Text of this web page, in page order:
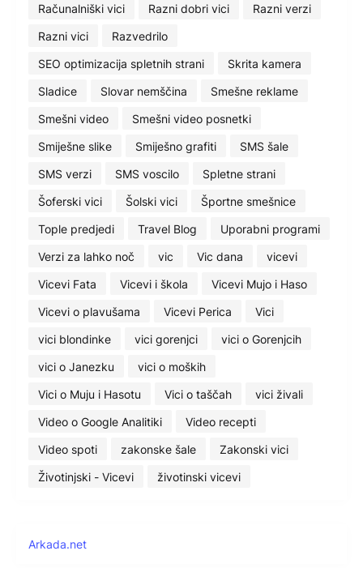
Računalniški vici
Razni dobri vici
Razni verzi
Razni vici
Razvedrilo
SEO optimizacija spletnih strani
Skrita kamera
Sladice
Slovar nemščina
Smešne reklame
Smešni video
Smešni video posnetki
Smiješne slike
Smiješno grafiti
SMS šale
SMS verzi
SMS voscilo
Spletne strani
Šoferski vici
Šolski vici
Športne smešnice
Tople predjedi
Travel Blog
Uporabni programi
Verzi za lahko noč
vic Vic dana
vicevi
Vicevi Fata
Vicevi i škola
Vicevi Mujo i Haso
Vicevi o plavušama
Vicevi Perica
Vici
vici blondinke
vici gorenjci
vici o Gorenjcih
vici o Janezku
vici o moških
Vici o Muju i Hasotu
Vici o taščah
vici živali
Video o Google Analitiki
Video recepti
Video spoti
zakonske šale
Zakonski vici
Životinjski - Vicevi
životinski vicevi
Arkada.net